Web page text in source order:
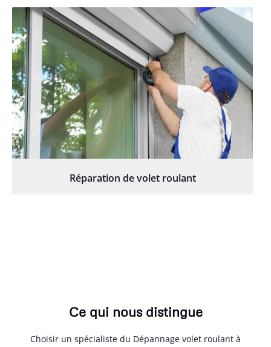
Réparation de volet roulant
Ce qui nous distingue
Choisir un spécialiste du Dépannage volet roulant à